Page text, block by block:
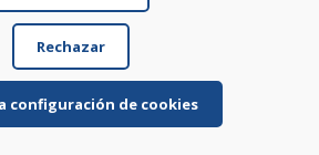
nosotros
nosotros
Rechazar
configuración de cookies